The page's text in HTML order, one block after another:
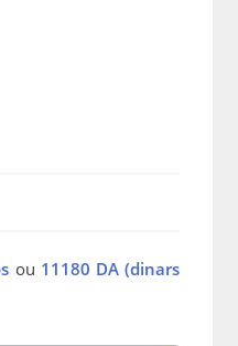
ou 11180 DA (dinars